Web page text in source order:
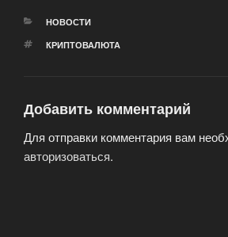
РУБРИКИ
НОВОСТИ
МЕТКИ
КРИПТОВАЛЮТА
Добавить комментарий
Для отправки комментария вам
авторизоваться.